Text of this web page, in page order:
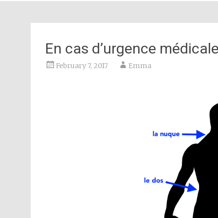
En cas d’urgence
February 7, 2017 Emma